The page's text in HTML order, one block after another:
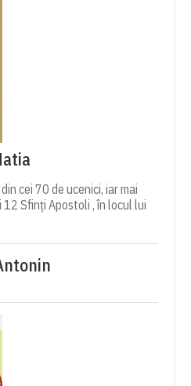
cei 70 de ucenici, iar mai
Sfinți Apostoli , în locul lui